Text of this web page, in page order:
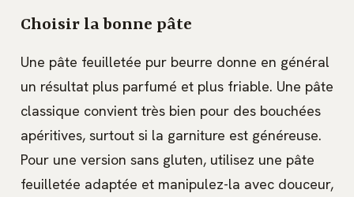
Choisir la bonne pâte
Une pâte feuilletée pur beurre donne en général
un résultat plus parfumé et plus friable. Une pâte
classique convient très bien pour des bouchées
apéritives, surtout si la garniture est généreuse.
Pour une version sans gluten, utilisez une pâte
feuilletée adaptée et manipulez-la avec douceur,